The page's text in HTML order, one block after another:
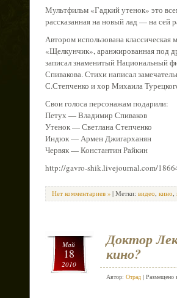
Мультфильм «Гадкий утенок» это
рассказанная на новый лад — на сей
Автором использована
«Щелкунчик», аранжированная под
записал знаменитый Национальный
Спивакова. Стихи написал
С.Степченко и хор Михаила
Свои голоса персонажам подарили:
Петух — Владимир Спиваков
Утенок — Светлана Степченко
Индюк — Армен Джигарханян
Червяк — Константин Райкин
http://gavro-shik.livejournal.com/
Нет комментариев » | Метки: видео, кино,
Май
18
2010
Доктор
кино?
Автор: Отрад | Размещено